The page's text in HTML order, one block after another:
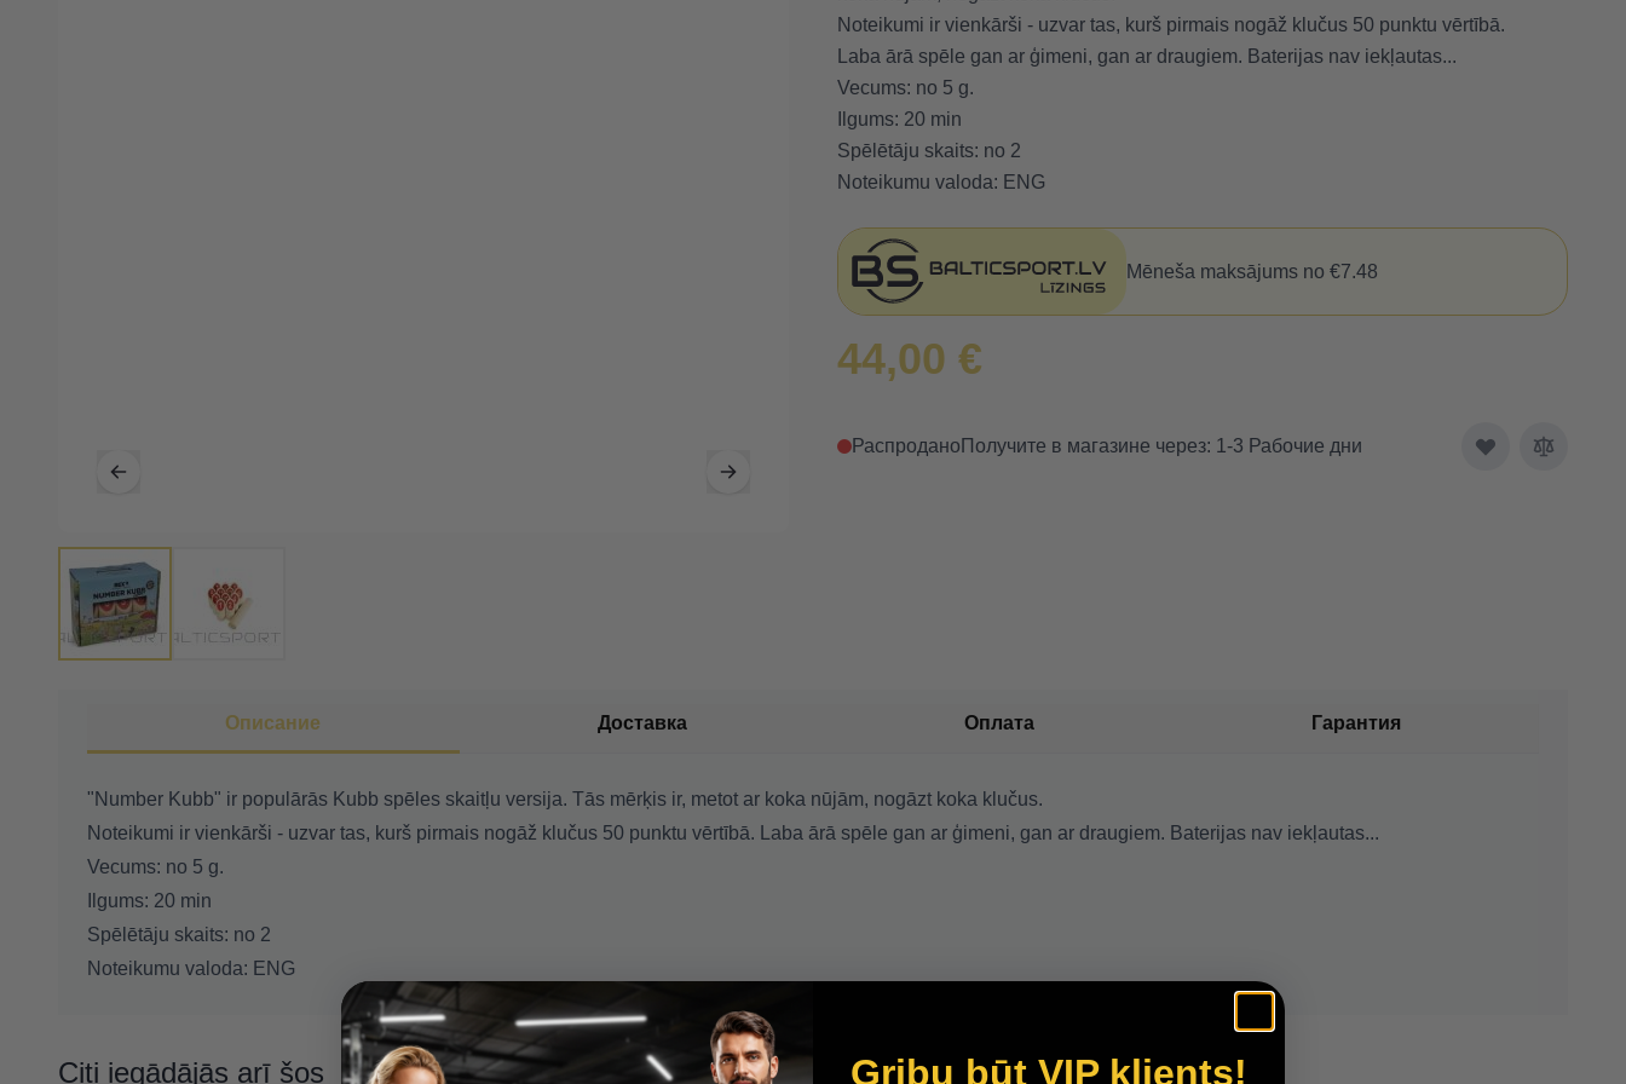
Noteikumi ir vienkārši - uzvar tas, kurš pirmais nogāž klučus 50 punktu vērtībā.
Laba ārā spēle gan ar ģimeni, gan ar draugiem. Baterijas nav iekļautas...
Vecums: no 5 g.
Ilgums: 20 min
Spēlētāju skaits: no 2
Noteikumu valoda: ENG
Mēneša maksājums no €7.48
44,00 €
Распродано Получите в магазине через: 1-3 Рабочие дни
Описание Доставка Оплата Гарантия
"Number Kubb" ir populārās Kubb spēles skaitļu versija. Tās mērķis ir, metot ar koka nūjām, nogāzt koka klučus.
Noteikumi ir vienkārši - uzvar tas, kurš pirmais nogāž klučus 50 punktu vērtībā. Laba ārā spēle gan ar ģimeni, gan ar draugiem. Baterijas nav iekļautas...
Vecums: no 5 g.
Ilgums: 20 min
Spēlētāju skaits: no 2
Noteikumu valoda: ENG
Citi iegādājās arī šos Gribu būt VIP klients!